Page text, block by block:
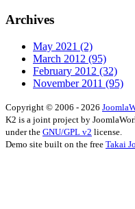
Archives
May 2021 (2)
March 2012 (95)
February 2012 (32)
November 2011 (95)
Copyright © 2006 - 2026
K2 is a joint project by
under the GNU/GPL v2 license.
Demo site built on the free Takai